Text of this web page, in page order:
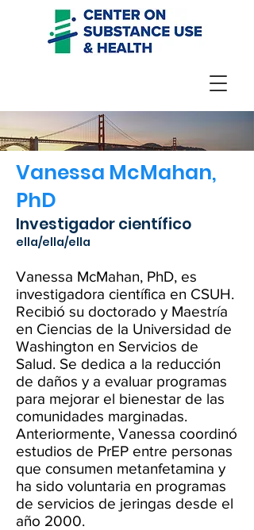
Vanessa McMahan,
PhD
Investigador científico
ella/ella/ella
Vanessa McMahan, PhD, es
investigadora científica en CSUH.
Recibió su doctorado y Maestría
en Ciencias de la Universidad de
Washington en Servicios de
Salud. Se dedica a la reducción
de daños y a evaluar programas
para mejorar el bienestar de las
comunidades marginadas.
Anteriormente, Vanessa coordinó
estudios de PrEP entre personas
que consumen metanfetamina y
ha sido voluntaria en programas
de servicios de jeringas desde el
año 2000.